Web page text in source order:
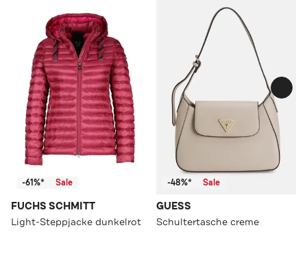
-61%* Sale
FUCHS SCHMITT
Light-Steppjacke dunkelrot
-48%* Sale
GUESS
Schultertasche creme